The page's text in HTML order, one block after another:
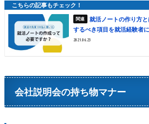
就活ノートの作り方
するべき項目を就活経験者
2021.06.23
会社説明会の持ち物マナー